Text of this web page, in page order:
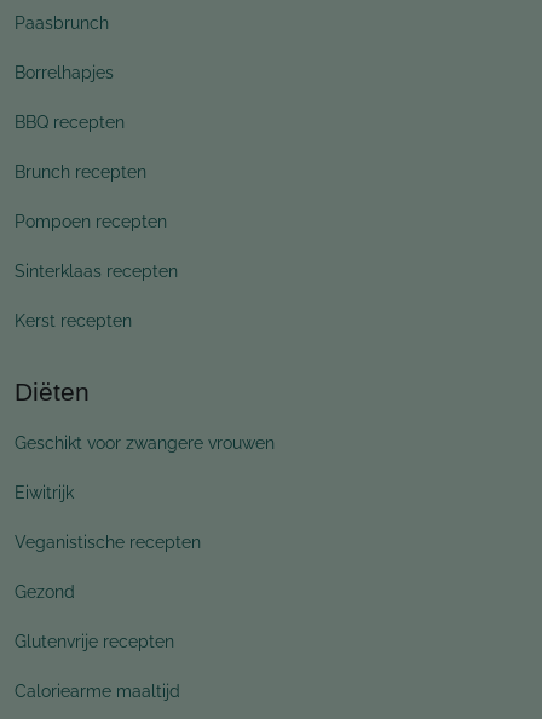
Paasbrunch
Borrelhapjes
BBQ recepten
Brunch recepten
Pompoen recepten
Sinterklaas recepten
Kerst recepten
Diëten
Geschikt voor zwangere vrouwen
Eiwitrijk
Veganistische recepten
Gezond
Glutenvrije recepten
Caloriearme maaltijd